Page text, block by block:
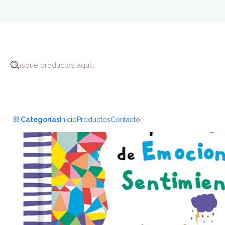
Categorías InicioProductosContacto